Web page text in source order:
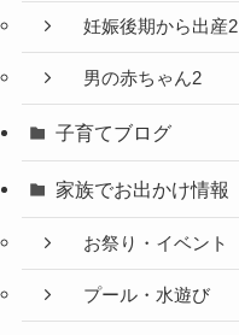
妊娠後期から出産2
男の赤ちゃん2
子育てブログ
家族でお出かけ情報
お祭り・イベント
プール・水遊び